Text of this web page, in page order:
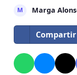
M Marga